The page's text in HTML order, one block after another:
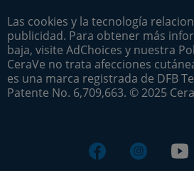
Las cookies y la tecnología
publicidad. Para obtener más
baja, visite AdChoices y nuestra
CeraVe no trata afecciones
es una marca registrada de DFB
Patente No. 6,709,663. © 2025